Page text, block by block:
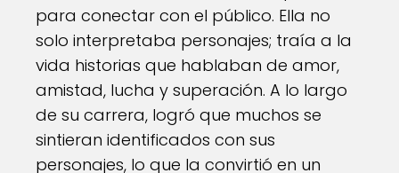
para conectar con el público. Ella no
solo interpretaba personajes; traía a la
vida historias que hablaban de amor,
amistad, lucha y superación. A lo largo
de su carrera, logró que muchos se
sintieran identificados con sus
personajes, lo que la convirtió en un